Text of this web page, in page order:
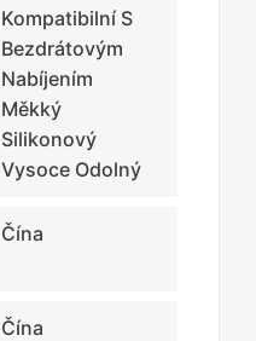
Kompatibilní S
Bezdrátovým
Nabíjením
Měkký
Silikonový
Vysoce Odolný
Čína
Čína